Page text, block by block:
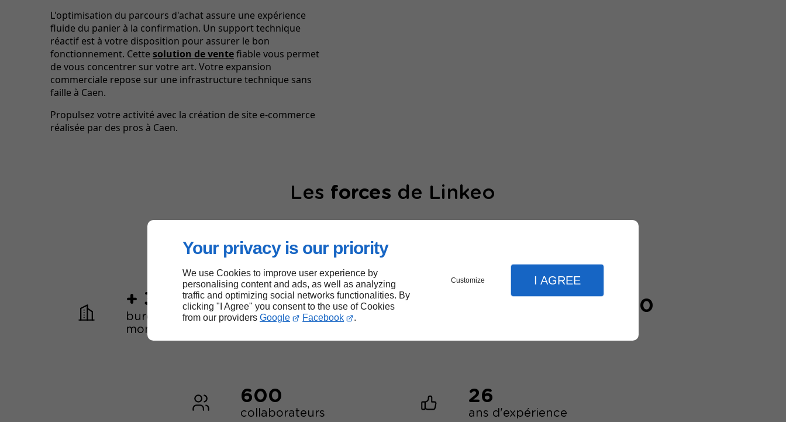
Your privacy is our priority
We use Cookies to improve user experience by
personalising content and ads, as well as analyzing
traffic and optimizing social networks functionalities. By
clicking "I Agree" you consent to the use of Cookies
from our providers Google Facebook .
Customize I AGREE
L'optimisation du parcours d'achat assure une expérience
fluide du panier à la confirmation. Un support technique
réactif est à votre disposition pour assurer le bon
fonctionnement. Cette solution de ventefiable vous permet
de vous concentrer sur votre art. Votre expansion
commerciale repose sur une infrastructure technique sans
faille à Caen.
Propulsez votre activité avec la création de site e-commerce
réalisée par des pros à Caen.
Les forces de Linkeo
+ 30
bureaux dans le
monde
40000
sites web créés
20000
600
collaborateurs
26
ans d'expérience